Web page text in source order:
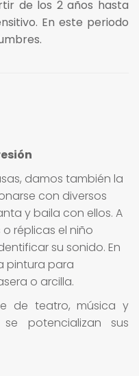
de los 2 años hasta
En este periodo
damos también la
con diversos
y baila con ellos. A
réplicas el niño
su sonido. En
pintura para
o arcilla.
de teatro, música y
potencializan sus